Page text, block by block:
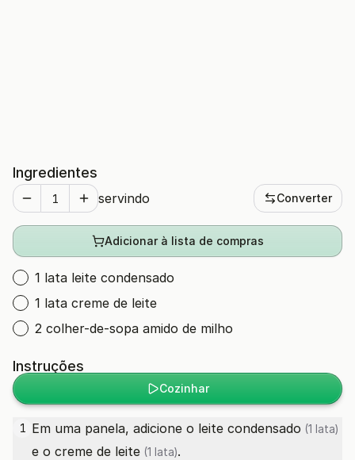
Ingredientes
servindo Converter
Adicionar à lista de compras
1 lata leite condensado
1 lata creme de leite
2 colher-de-sopa amido de milho
Instruções
Cozinhar
1 Em uma panela, adicione o leite condensado (1 lata)
e o creme de leite (1 lata).